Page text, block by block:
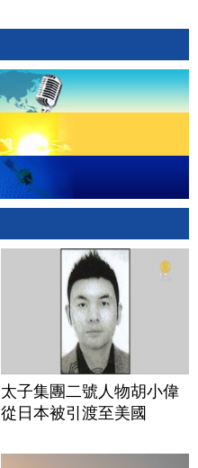
太子集團二號人物胡小偉
從日本被引渡至美國